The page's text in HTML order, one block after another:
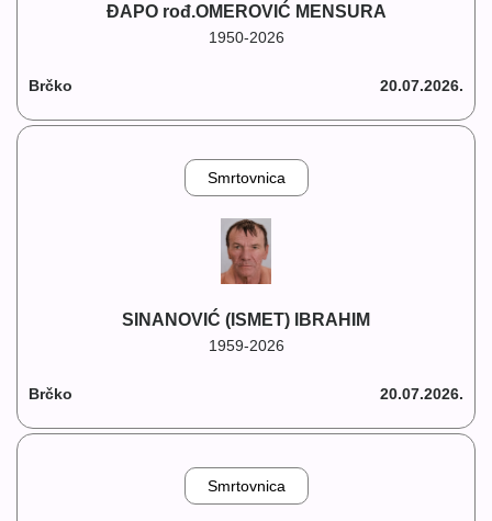
ĐAPO rođ.OMEROVIĆ MENSURA
1950-2026
Brčko 20.07.2026.
Smrtovnica
SINANOVIĆ (ISMET) IBRAHIM
1959-2026
Brčko 20.07.2026.
Smrtovnica